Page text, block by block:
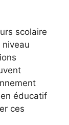
scolaire
niveau
éducatif
ces